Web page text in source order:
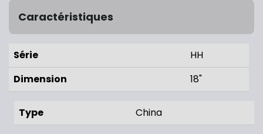
Caractéristiques
Série
HH
Dimension
18"
Type China